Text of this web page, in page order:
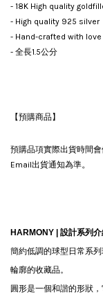
- 18K High quality
- High quality 925
- Hand-crafted with
- 全長1.5公分
【預購商品】
預購品項實際出貨時間
Email出貨通知為準。
HARMONY | 設計系列
簡約低調的球型日常系
輪廓的收藏品。
圓形是一個和諧的形狀